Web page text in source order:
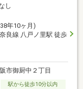
し
年10ヶ月)
良線 八戸ノ里駅 徒歩
市御厨中２丁目
駅から徒歩10分以内